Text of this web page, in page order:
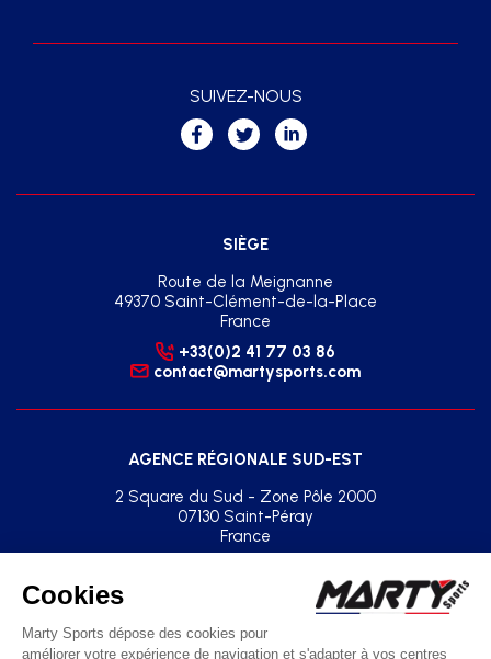
SIÈGE
Route de la Meignanne
49370 Saint-Clément-de-la-Place
France
+33(0)2 41 77 03 86
contact@martysports.com
AGENCE RÉGIONALE SUD-EST
2 Square du Sud - Zone Pôle 2000
07130 Saint-Péray
France
agence.sud.est@martysports.com
SUIVEZ-NOUS